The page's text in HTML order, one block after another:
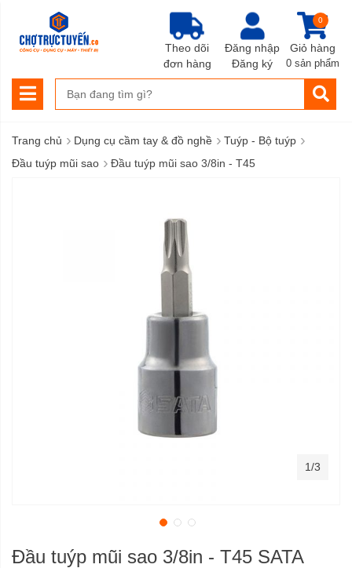
Đăng nhập
Đăng ký
Giỏ hàng
0
0 sản phẩm
Theo dõi
đơn hàng
Trang chủ › Dụng cụ cầm tay & đồ nghề › Tuýp - Bộ tuýp ›
Đầu tuýp mũi sao › Đầu tuýp mũi sao 3/8in - T45
Đầu tuýp mũi sao 3/8in - T45 SATA
1/3